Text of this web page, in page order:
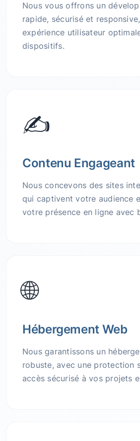
Nous vous offrons un
rapide, sécurisé et
expérience utilisateur
dispositifs.
✍️
Contenu Engageant
Nous concevons des sites
qui captivent votre audience
votre présence en ligne avec
🌐
Hébergement Web
Nous garantissons un
robuste, avec une protection
accès sécurisé à vos projets